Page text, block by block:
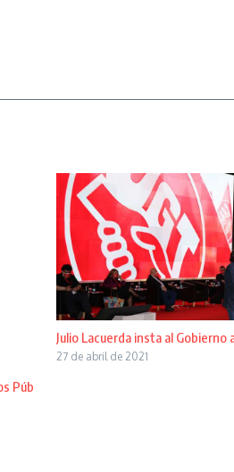
Púb
Julio Lacuerda insta al Gobierno
27 de abril de 2021